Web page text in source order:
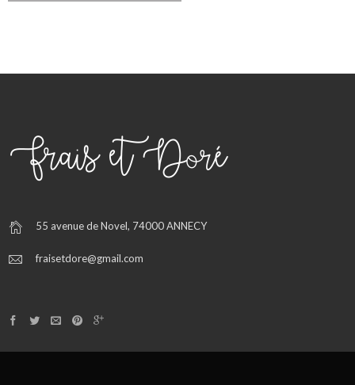
55 avenue de Novel, 74000 ANNECY
fraisetdore@gmail.com